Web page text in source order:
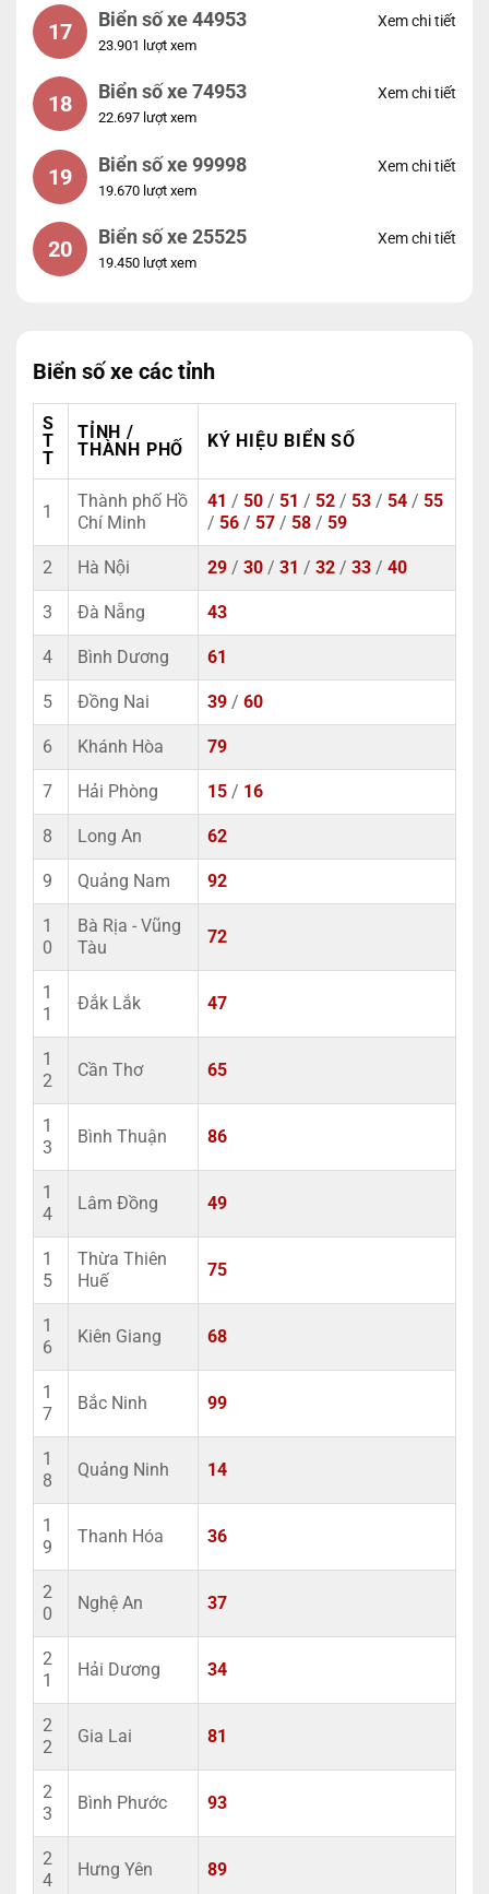
17 Biển số xe 44953
23.901 lượt xem
Xem chi tiết
18 Biển số xe 74953
22.697 lượt xem
Xem chi tiết
19 Biển số xe 99998
19.670 lượt xem
Xem chi tiết
20 Biển số xe 25525
19.450 lượt xem
Xem chi tiết
Biển số xe các tỉnh
S
T
T
TỈNH /
THÀNH PHỐ
KÝ HIỆU BIỂN SỐ
1
Thành phố Hồ
Chí Minh
41 / 50 / 51 / 52 / 53 / 54 / 55
/ 56 / 57 / 58 / 59
2 Hà Nội 29 / 30 / 31 / 32 / 33 / 40
3 Đà Nẵng 43
4 Bình Dương 61
5 Đồng Nai 39 / 60
6 Khánh Hòa 79
7 Hải Phòng 15 / 16
8 Long An 62
9 Quảng Nam 92
1
0
Bà Rịa - Vũng
Tàu
72
1
1
Đắk Lắk 47
1
2
Cần Thơ 65
1
3
Bình Thuận 86
1
4
Lâm Đồng 49
1
5
Thừa Thiên
Huế
75
1
6
Kiên Giang 68
1
7
Bắc Ninh 99
1
8
Quảng Ninh 14
1
9
Thanh Hóa 36
2
0
Nghệ An 37
2
1
Hải Dương 34
2
2
Gia Lai 81
2
3
Bình Phước 93
2
4
Hưng Yên 89